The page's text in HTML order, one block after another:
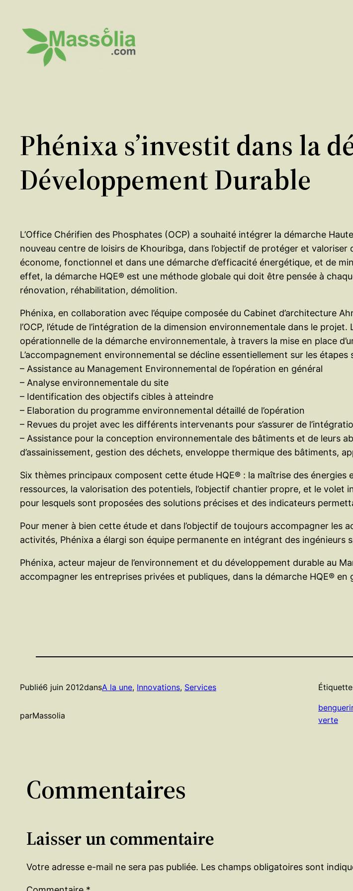
contenu
Phénixa s’investit dans la
Développement Durable
L’Office Chérifien des Phosphates (OCP) a souhaité intégrer la démarche
nouveau centre de loisirs de Khouribga, dans l’objectif de protéger et
économe, fonctionnel et dans une démarche d’efficacité énergétique, et de
effet, la démarche HQE® est une méthode globale qui doit être pensée à
rénovation, réhabilitation, démolition.
Phénixa, en collaboration avec l’équipe composée du Cabinet d’architecture
l’OCP, l’étude de l’intégration de la dimension environnementale dans le
opérationnelle de la démarche environnementale, à travers la mise en place
L’accompagnement environnemental se décline essentiellement sur les étapes
– Assistance au Management Environnemental de l’opération en général
– Analyse environnementale du site
– Identification des objectifs cibles à atteindre
– Elaboration du programme environnemental détaillé de l’opération
– Revues du projet avec les différents intervenants pour s’assurer de
– Assistance pour la conception environnementale des bâtiments et de leurs
d’assainissement, gestion des déchets, enveloppe thermique des bâtiments,
Six thèmes principaux composent cette étude HQE® : la maîtrise des énergies
ressources, la valorisation des potentiels, l’objectif chantier propre, et le
pour lesquels sont proposées des solutions précises et des indicateurs
Pour mener à bien cette étude et dans l’objectif de toujours accompagner les
activités, Phénixa a élargi son équipe permanente en intégrant des ingénieurs
Phénixa, acteur majeur de l’environnement et du développement durable au
accompagner les entreprises privées et publiques, dans la démarche HQE®
Publié6 juin 2012dansA la une, Innovations, Services
parMassolia
benguerir
verte
Commentaires
Laisser un commentaire
Votre adresse e-mail ne sera pas publiée. Les champs obligatoires sont